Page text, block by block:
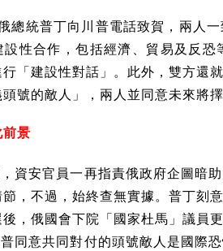
總統普丁向川普電話致賀，兩人
性合作，包括經濟、貿易及反
「建設性對話」。此外，雙方還
號的敵人」，兩人並同意未來將擇
景
資安官員一再指責俄政府企圖暗
，不過，始終查無實據。普丁刻
，俄國會下院「國家杜馬」議員
同意共同對付的頭號敵人是國際